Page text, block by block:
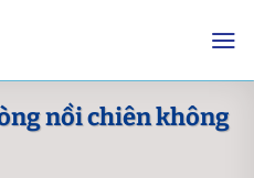
nồi chiên không